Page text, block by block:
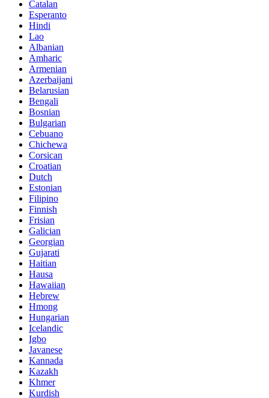
Catalan
Esperanto
Hindi
Lao
Albanian
Amharic
Armenian
Azerbaijani
Belarusian
Bengali
Bosnian
Bulgarian
Cebuano
Chichewa
Corsican
Croatian
Dutch
Estonian
Filipino
Finnish
Frisian
Galician
Georgian
Gujarati
Haitian
Hausa
Hawaiian
Hebrew
Hmong
Hungarian
Icelandic
Igbo
Javanese
Kannada
Kazakh
Khmer
Kurdish